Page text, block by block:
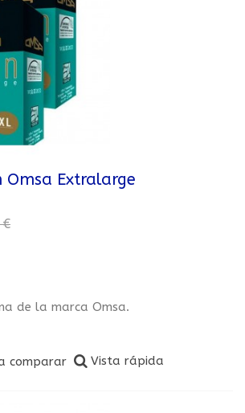
Omsa Extralarge
de la marca Omsa.
comparar Vista rápida